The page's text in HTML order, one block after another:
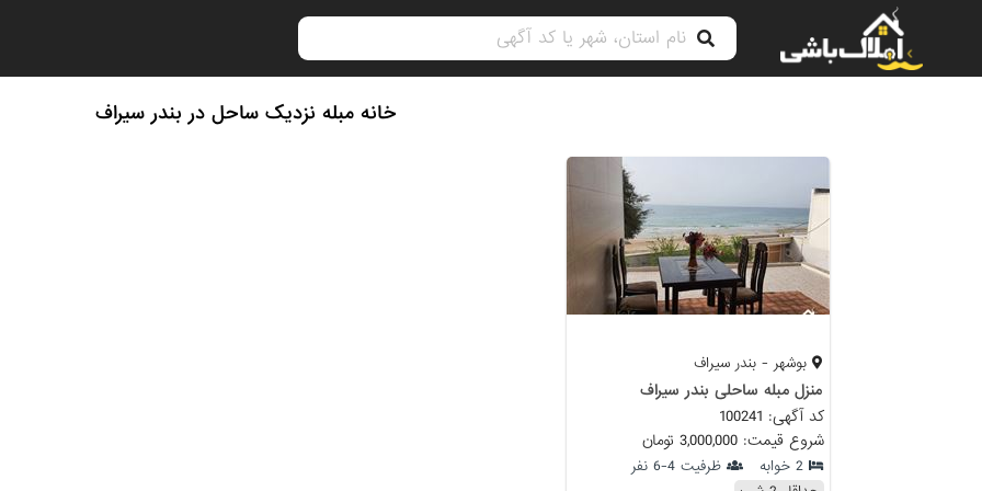
خانه مبله نزدیک ساحل در بندر سیراف
بوشهر - بندر سیراف
منزل مبله ساحلی بندر سیراف
کد آگهی: 100241
شروع قیمت: 3,000,000 تومان
2 خوابه
ظرفیت 4-6 نفر